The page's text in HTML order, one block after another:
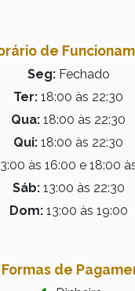
de
Seg:Fechado
Ter: 18:00 às 22:30
Qua: 18:00 às 22:30
Qui: 18:00 às 22:30
às 16:00 e 18:00
Sáb:13:00 às 22:30
Dom:13:00 às 19:00
Formas de